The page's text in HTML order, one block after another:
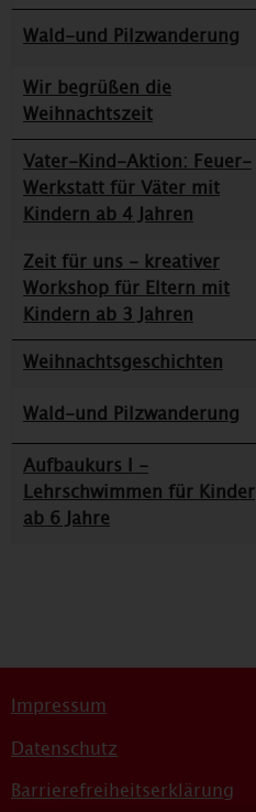
Wald-und Pilzwanderung
Wir begrüßen die
Weihnachtszeit
Vater-Kind-Aktion: Feuer-
Werkstatt für Väter mit
Kindern ab 4 Jahren
Zeit für uns - kreativer
Workshop für Eltern mit
Kindern ab 3 Jahren
Weihnachtsgeschichten
Wald-und Pilzwanderung
Aufbaukurs I -
Lehrschwimmen für Kinder
ab 6 Jahre
Impressum
Datenschutz
Barrierefreiheitserklärung